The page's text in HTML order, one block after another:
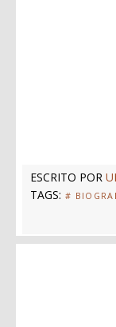
ESCRITO POR
TAGS: #